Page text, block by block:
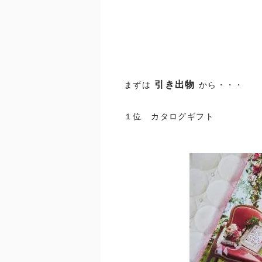
まずは 引き出物 から・・・
１位 カタログギフト